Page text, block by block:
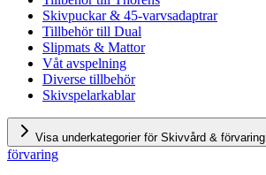
Skivpuckar & 45-varvsadaptrar
Tillbehör till Dual
Slipmats & Mattor
Våt avspelning
Diverse tillbehör
Skivspelarkablar
Visa underkategorier för Skivvård & förvaring
förvaring